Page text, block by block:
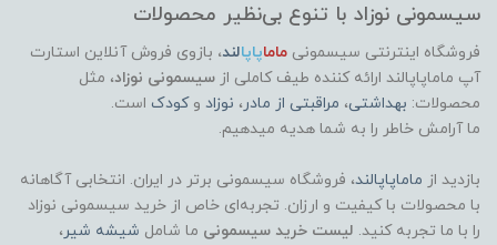
سیسمونی نوزاد با تنوع بی‌نظیر محصولات
فروشگاه اینترنتی سیسمونی ماماپاپالند، بازوی فروش آنلاین استارت
آپ ماماپاپالند ارائه کننده طیف کاملی از سیسمونی نوزاد، مثل
محصولات: بهداشتی، مراقبتی از مادر، نوزاد وکودک است.
ما آرامش خاطر را به شما هدیه میدهیم.
بازدید از ماماپاپالند، فروشگاه سیسمونی برتر در ایران. انتخابی آگاهانه
با محصولات با کیفیت و ارزان. تجربه‌ای خاص از خرید سیسمونی نوزاد
را با ما تجربه کنید. لیست خرید سیسمونی ما شامل شیشه شیر،